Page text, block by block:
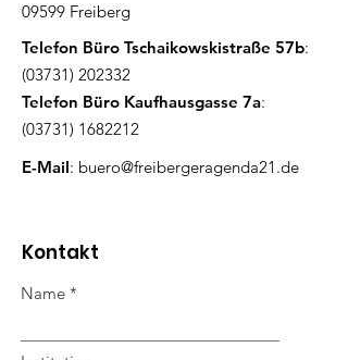
09599 Freiberg
Telefon Büro Tschaikowskistraße 57b:
(03731) 202332
Telefon Büro Kaufhausgasse 7a:
(03731) 1682212
E-Mail: buero@freibergeragenda21.de
Kontakt
Name